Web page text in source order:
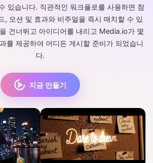
있습니다. 직관적인 워크플로를 사용하면 참
, 모션 및 효과와 비주얼을 즉시 매치할 수 있
건너뛰고 아이디어를 내리고 Media.io가 몇
를 제공하여 어디든 게시할 준비가 되었습니
다.
지금 만들기